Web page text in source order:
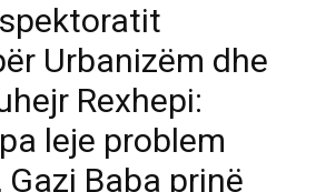
Urbanizëm dhe
Rexhepi:
leje problem
Baba prinë